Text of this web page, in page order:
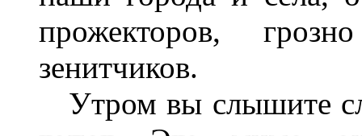
прожекторов,
зенитчиков.
Утром вы слышите